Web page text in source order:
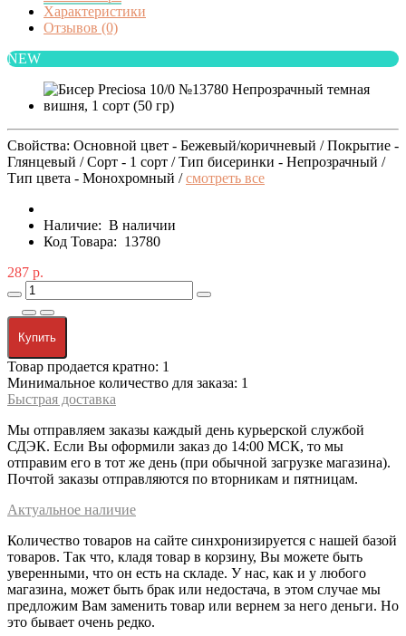
Характеристики
Отзывов (0)
NEW
Свойства: Основной цвет - Бежевый/коричневый / Покрытие -
Глянцевый / Сорт - 1 сорт / Тип бисеринки - Непрозрачный /
Тип цвета - Монохромный /смотреть все
Наличие: В наличии
Код Товара: 13780
287 р.
Купить
Товар продается кратно: 1
Минимальное количество для заказа: 1
Быстрая доставка
Мы отправляем заказы каждый день курьерской службой
СДЭК. Если Вы оформили заказ до 14:00 МСК, то мы
отправим его в тот же день (при обычной загрузке магазина).
Почтой заказы отправляются по вторникам и пятницам.
Актуальное наличие
Количество товаров на сайте синхронизируется с нашей базой
товаров. Так что, кладя товар в корзину, Вы можете быть
уверенными, что он есть на складе. У нас, как и у любого
магазина, может быть брак или недостача, в этом случае мы
предложим Вам заменить товар или вернем за него деньги. Но
это бывает очень редко.